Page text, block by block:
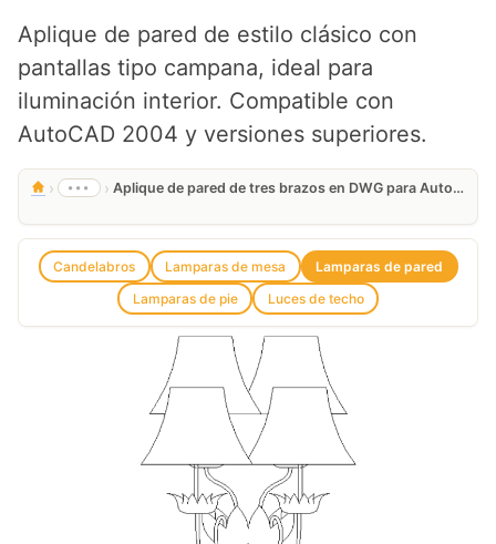
Aplique de pared de estilo clásico con
pantallas tipo campana, ideal para
iluminación interior. Compatible con
AutoCAD 2004 y versiones superiores.
› ••• › Aplique de pared de tres brazos en DWG para AutoCAD gratis
Candelabros Lamparas de mesa
Lamparas de pared
Lamparas de pie
Luces de techo